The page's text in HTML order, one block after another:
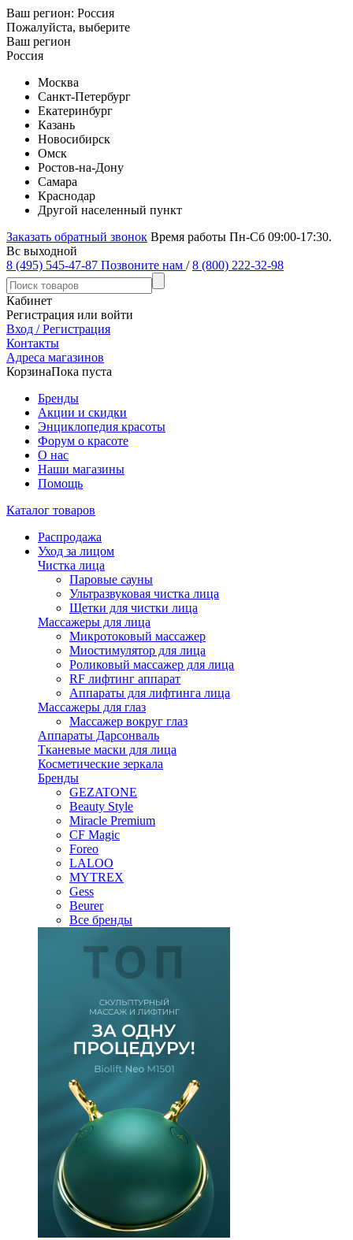
Ваш регион: Россия
Пожалуйста, выберите
Ваш регион
Россия
Москва
Санкт-Петербург
Екатеринбург
Казань
Новосибирск
Омск
Ростов-на-Дону
Самара
Краснодар
Другой населенный пункт
Заказать обратный звонок Время работы Пн-Сб 09:00-17:30.
Вс выходной
8 (495) 545-47-87 Позвоните нам / 8 (800) 222-32-98
Кабинет
Регистрация или войти
Вход / Регистрация
Контакты
Адреса магазинов
КорзинаПока пуста
Бренды
Акции и скидки
Энциклопедия красоты
Форум о красоте
О нас
Наши магазины
Помощь
Каталог товаров
Распродажа
Уход за лицом
Чистка лица
Паровые сауны
Ультразвуковая чистка лица
Щетки для чистки лица
Массажеры для лица
Микротоковый массажер
Миостимулятор для лица
Роликовый массажер для лица
RF лифтинг аппарат
Аппараты для лифтинга лица
Массажеры для глаз
Массажер вокруг глаз
Аппараты Дарсонваль
Тканевые маски для лица
Косметические зеркала
Бренды
GEZATONE
Beauty Style
Miracle Premium
CF Magic
Foreo
LALOO
MYTREX
Gess
Beurer
Все бренды